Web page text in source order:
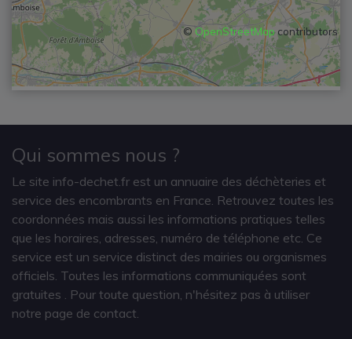
© OpenStreetMapcontributors
Qui sommes nous ?
Le site info-dechet.fr est un annuaire des déchèteries et
service des encombrants en France. Retrouvez toutes les
coordonnées mais aussi les informations pratiques telles
que les horaires, adresses, numéro de téléphone etc. Ce
service est un service distinct des mairies ou organismes
officiels. Toutes les informations communiquées sont
gratuites
. Pour toute question, n'hésitez pas à utiliser
notre page de contact.